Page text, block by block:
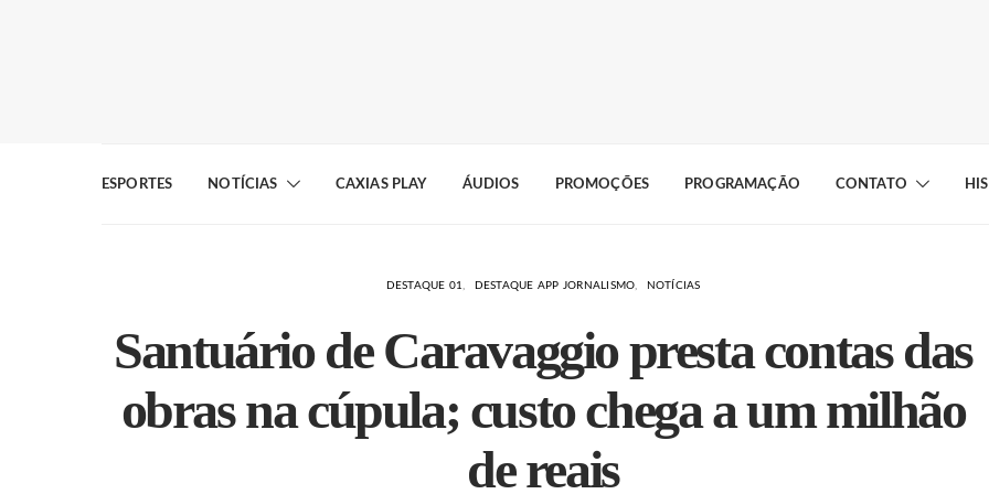
ESPORTES NOTÍCIAS CAXIAS PLAY ÁUDIOS PROMOÇÕES PROGRAMAÇÃO CONTATO
DESTAQUE 01 DESTAQUE APP JORNALISMO NOTÍCIAS
Santuário de Caravaggio presta contas das
obras na cúpula; custo chega a um milhão
de reais